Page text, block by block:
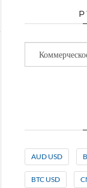
AUD USD
BTC USD